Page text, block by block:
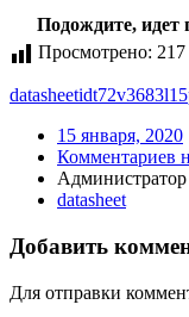
Подождите, идет
Просмотрено: 217
datasheet
15 января, 2020
Комментариев
Администратор
datasheet
Добавить
Для отправки